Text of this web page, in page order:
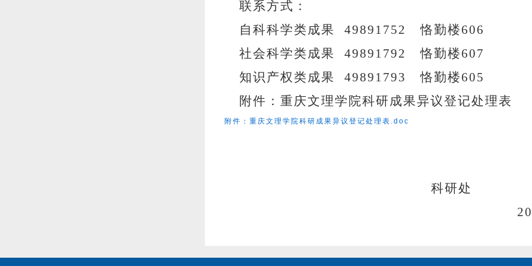
联系方式：
自科科学类成果
49891752
恪勤楼606
社会科学类成果
49891792
恪勤楼607
知识产权类成果
49891793
恪勤楼605
附件：重庆文理学院科研成果异议登记处理表
附件：重庆文理学院科研成果异议登记处理表.doc
科研处